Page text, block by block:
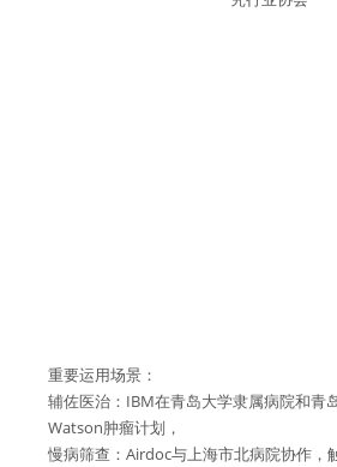
重要运用场景：
辅佐医治：IBM在青岛大学隶属病院和青
Watson肿瘤计划，
慢病筛查：Airdoc与上海市北病院协作，